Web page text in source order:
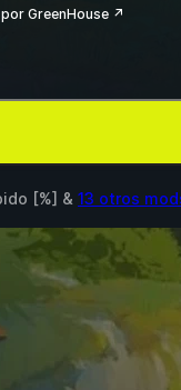
por GreenHouse ↗
[%] & 13 otros